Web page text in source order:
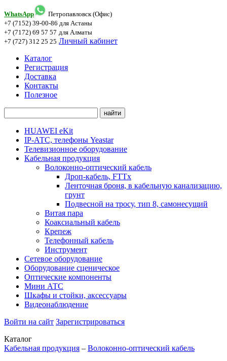
WhatsApp
Петропавловск (Офис)
+7 (7152) 39-00-86 для Астаны
+7 (7172) 69 57 57 для Алматы
+7 (727) 312 25 25 Личный кабинет
Каталог
Регистрация
Доставка
Контакты
Полезное
HUAWEI eKit
IP-АТС, телефоны Yeastar
Телевизионное оборудование
Кабельная продукция
Волоконно-оптический кабель
Дроп-кабель, FTTx
Ленточная броня, в кабельную канализацию,
грунт
Подвесной на тросу, тип 8, самонесущий
Витая пара
Коаксиальный кабель
Крепеж
Телефонный кабель
Инструмент
Сетевое оборудование
Оборудование сценическое
Оптические компоненты
Мини АТС
Шкафы и стойки, аксессуары
Видеонаблюдение
Войти на сайт Зарегистрироваться
Каталог
Кабельная продукция – Волоконно-оптический кабель